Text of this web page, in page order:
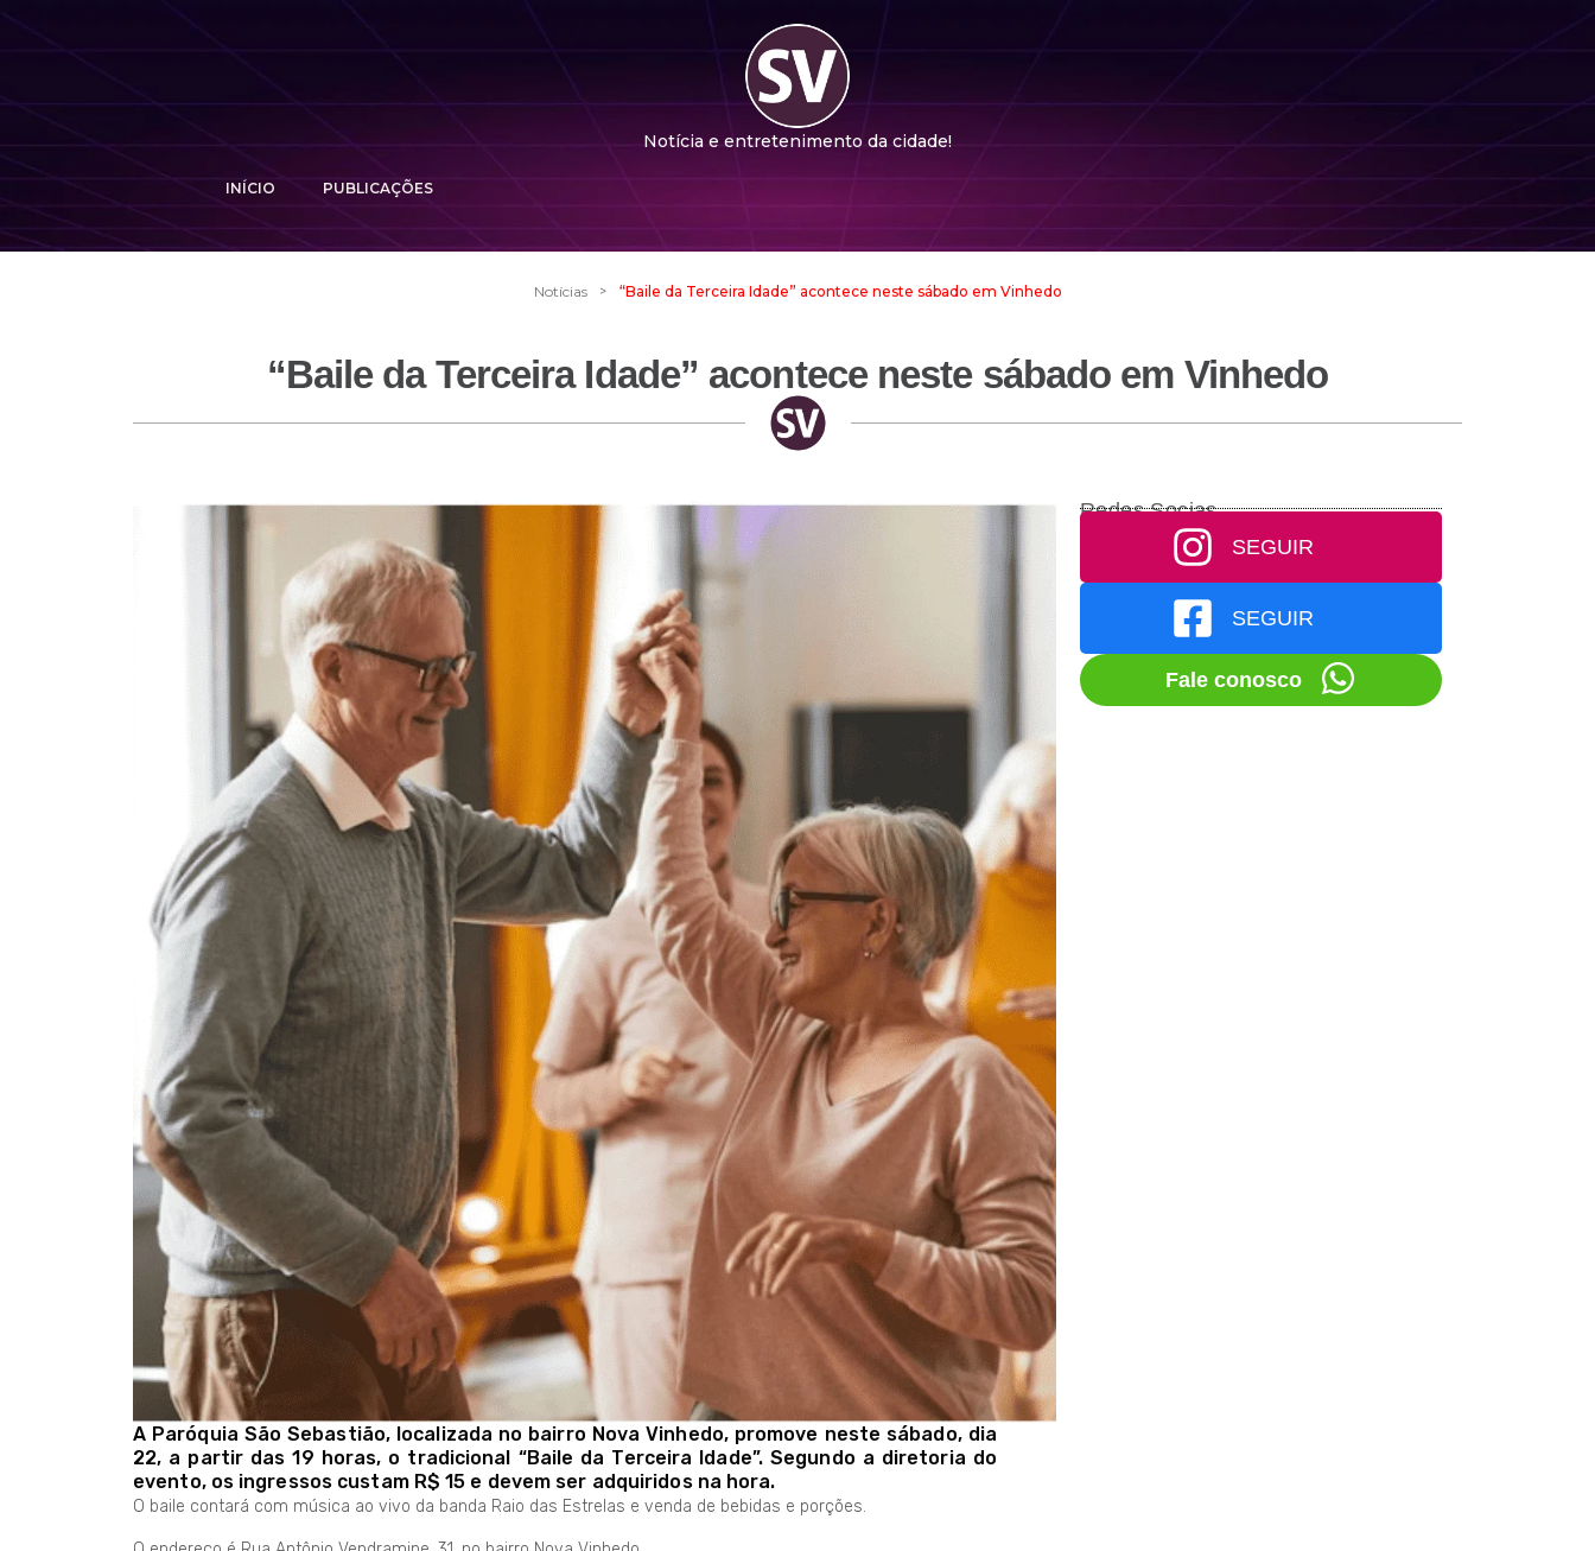
Notícia e entretenimento da cidade!
INÍCIO PUBLICAÇÕES
Notícias > “Baile da Terceira Idade” acontece neste sábado em Vinhedo
“Baile da Terceira Idade” acontece neste sábado em Vinhedo
A Paróquia São Sebastião, localizada no bairro Nova Vinhedo, promove neste sábado, dia
22, a partir das 19 horas, o tradicional “Baile da Terceira Idade”. Segundo a diretoria do
evento, os ingressos custam R$ 15 e devem ser adquiridos na hora.
O baile contará com música ao vivo da banda Raio das Estrelas e venda de bebidas e porções.
Redes Socias
SEGUIR
SEGUIR
Fale conosco